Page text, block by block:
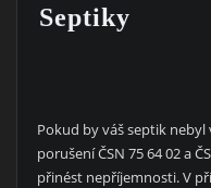
Septiky
Pokud by váš septik
porušení ČSN 75 64 02 a
přinést nepříjemnosti. V